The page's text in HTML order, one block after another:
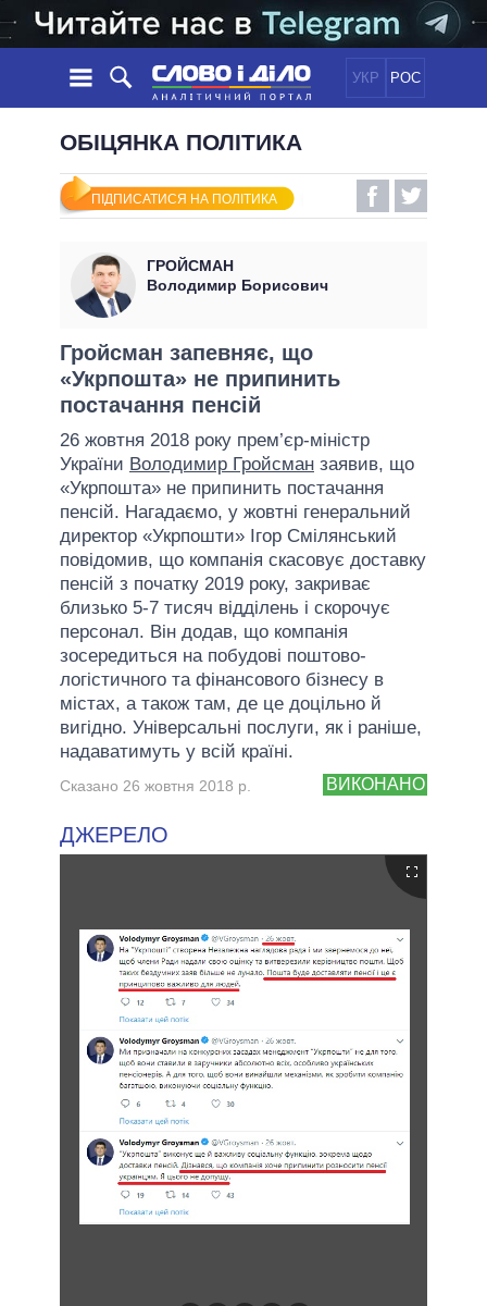
УКР РОС
НОВИНИ
СТРІЧКА
ПОДІЇ
ДУМКИ
ОГЛЯДИ
ДАЙДЖЕСТИ
ПОЛІТИКА
ЕКОНОМІКА
СВІТ
ОБIЦЯНКИ
УСІ ПОЛІТИКИ
ПРЕЗИДЕНТ І ОФІС
ВЕРХОВНА РАДА
КАБІНЕТ МІНІСТРІВ
ГОЛОВИ ОБЛАДМІНІСТРАЦІЙ
МЕРИ МІСТ
ВСІ ПЕРСОНИ
ІНФОГРАФІКА
ПІДТРИМАТИ
ОБІЦЯНКА ПОЛІТИКА
ПІДПИСАТИСЯ НА ПОЛІТИКА
ГРОЙСМАН
Володимир Борисович
Гройсман запевняє, що
«Укрпошта» не припинить
постачання пенсій
26 жовтня 2018 року прем’єр-міністр
України Володимир Гройсман заявив, що
«Укрпошта» не припинить постачання
пенсій. Нагадаємо, у жовтні генеральний
директор «Укрпошти» Ігор Смілянський
повідомив, що компанія скасовує доставку
пенсій з початку 2019 року, закриває
близько 5-7 тисяч відділень і скорочує
персонал. Він додав, що компанія
зосередиться на побудові поштово-
логістичного та фінансового бізнесу в
містах, а також там, де це доцільно й
вигідно. Універсальні послуги, як і раніше,
надаватимуть у всій країні.
ВИКОНАНО
Сказано 26 жовтня 2018 р.
ДЖЕРЕЛО